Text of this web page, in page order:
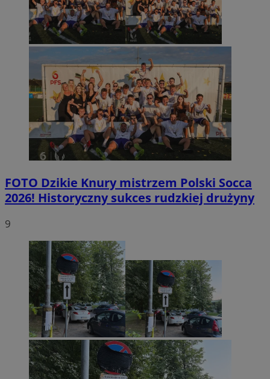
FOTO Dzikie Knury mistrzem Polski Socca
2026! Historyczny sukces rudzkiej drużyny
9